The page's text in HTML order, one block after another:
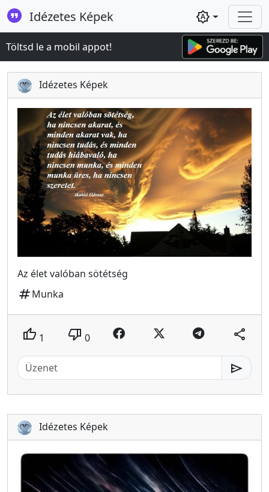
Idézetes Képek brightness_auto
Töltsd le a mobil appot!
Idézetes Képek
Az élet valóban sötétség
tagMunka
thumb_up 1 thumb_down 0 share
send
Idézetes Képek